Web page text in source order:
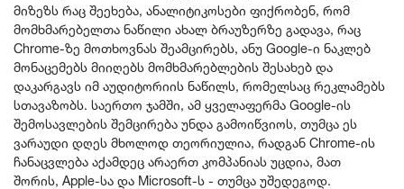
კრიმინალი
კონფლიქტი
განათლება
AI-ს დრო
სოც. მედია
მიზეზს რაც შეეხება, ანალიტიკოსები ფიქრობენ, რომ
მომხმარებელთა ნაწილი ახალ ბრაუზერზე გადავა, რაც
Chrome-ზე მოთხოვნას შეამცირებს, ანუ Google-ი ნაკლებ
მონაცემებს მიიღებს მომხმარებლების შესახებ და
დაკარგავს იმ აუდიტორიის ნაწილს, რომელსაც რეკლამებს
სთავაზობს. საერთო ჯამში, ამ ყველაფერმა Google-ის
შემოსავლების შემცირება უნდა გამოიწვიოს, თუმცა ეს
ვარაუდი დღეს მხოლოდ თეორიულია, რადგან Chrome-ის
ჩანაცვლება აქამდეც არაერთ კომპანიას უცდია, მათ
შორის, Apple-სა და Microsoft-ს - თუმცა უშედეგოდ.